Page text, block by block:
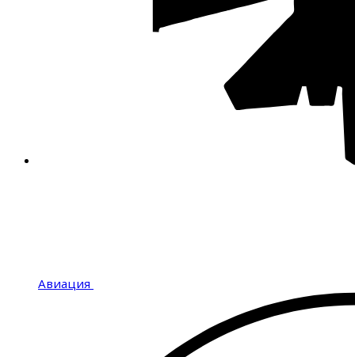
Авиация